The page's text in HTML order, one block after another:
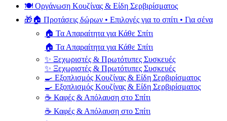
🍽️ Οργάνωση Κουζίνας & Είδη Σερβιρίσματος
🎁🏠 Προτάσεις δώρων • Επιλογές για το σπίτι • Για σένα
🏠 Τα Απαραίτητα για Κάθε Σπίτι
🏠 Τα Απαραίτητα για Κάθε Σπίτι
✨ Ξεχωριστές & Πρωτότυπες Συσκευές
✨ Ξεχωριστές & Πρωτότυπες Συσκευές
🍳 Εξοπλισμός Κουζίνας & Είδη Σερβιρίσματος
🍳 Εξοπλισμός Κουζίνας & Είδη Σερβιρίσματος
☕ Καφές & Απόλαυση στο Σπίτι
☕ Καφές & Απόλαυση στο Σπίτι